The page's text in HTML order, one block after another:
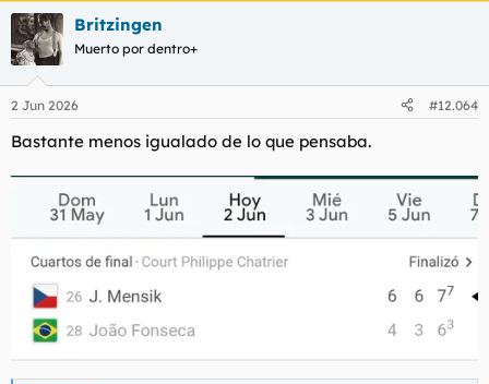
c
c
i
e
:
Britzingen
Muerto por dentro+
2 Jun 2026 #12.064
Bastante menos igualado de lo que pensaba.